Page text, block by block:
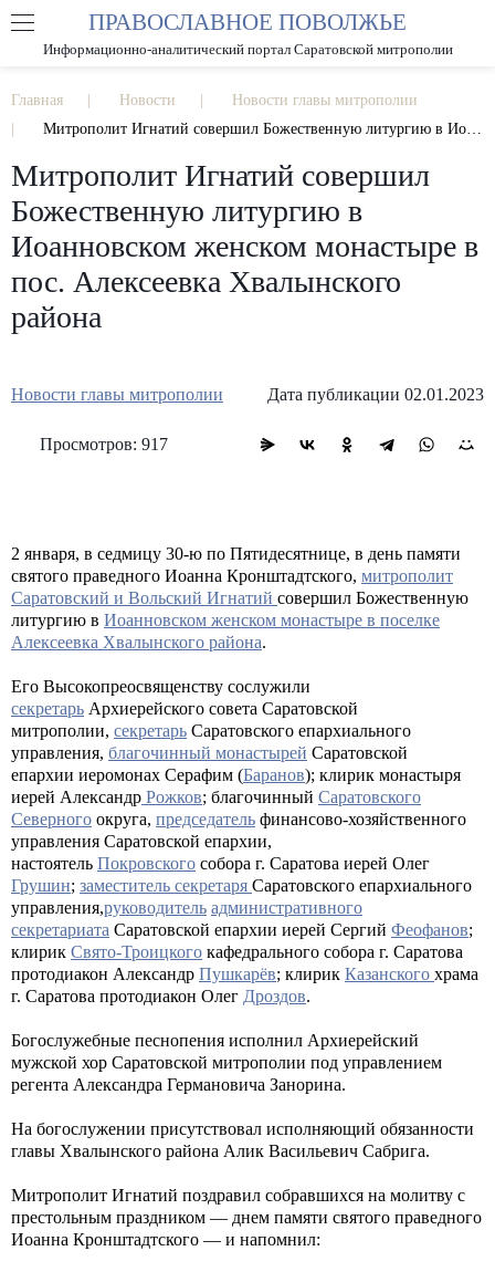
РАЗМЕР ШРИФТА А А
ПРАВОСЛАВНОЕ ПОВОЛЖЬЕ
Информационно-аналитический портал Саратовской митрополии
Главная Новости
Новости главы митрополии
Митрополит Игнатий совершил Божественную литургию в Иоанновском женском монастыре в пос. Алексеевка Хвалынского района
Митрополит Игнатий совершил
Божественную литургию в
Иоанновском женском монастыре в
пос. Алексеевка Хвалынского
района
Новости главы митрополии Дата публикации 02.01.2023
Просмотров: 917
2 января, в седмицу 30-ю по Пятидесятнице, в день памяти
святого праведного Иоанна Кронштадтского, митрополит
Саратовский и Вольский Игнатий совершил Божественную
литургию в Иоанновском женском монастыре в поселке
Алексеевка Хвалынского района.
Его Высокопреосвященству сослужили
секретарь Архиерейского совета Саратовской
митрополии, секретарь Саратовского епархиального
управления, благочинный монастырей Саратовской
епархии иеромонах Серафим (Баранов); клирик монастыря
иерей Александр Рожков; благочинный Саратовского
Северного округа, председатель финансово-хозяйственного
управления Саратовской епархии,
настоятель Покровского собора г. Саратова иерей Олег
Грушин; заместитель секретаря Саратовского епархиального
управления,руководитель административного
секретариата Саратовской епархии иерей Сергий Феофанов;
клирик Свято-Троицкого кафедрального собора г. Саратова
протодиакон Александр Пушкарёв; клирик Казанского храма
г. Саратова протодиакон Олег Дроздов.
Богослужебные песнопения исполнил Архиерейский
мужской хор Саратовской митрополии под управлением
регента Александра Германовича Занорина.
На богослужении присутствовал исполняющий обязанности
главы Хвалынского района Алик Васильевич Сабрига.
Митрополит Игнатий поздравил собравшихся на молитву с
престольным праздником — днем памяти святого праведного
Иоанна Кронштадтского — и напомнил: